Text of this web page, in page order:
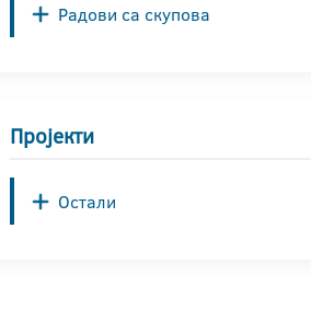
Радови са скупова
Пројекти
Остали